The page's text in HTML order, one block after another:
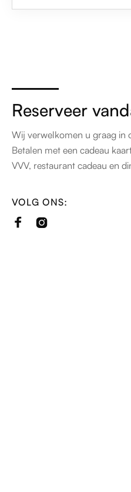
Reserveer
Wij verwelkomen u graag in
Betalen met een cadeau
VVV, restaurant cadeau en
VOLG ONS:
 